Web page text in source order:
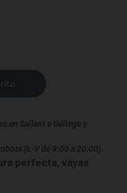
en Sallent e Gállego y
(L-V de 9:00 a 20:00).
perfecta, vayas